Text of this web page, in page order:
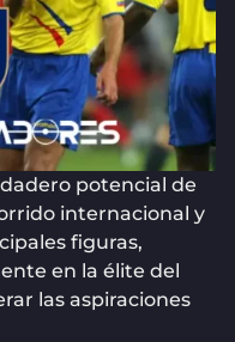
potencial de
internacional y
figuras,
en la élite del
las aspiraciones